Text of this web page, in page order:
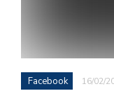
Facebook 16/02/